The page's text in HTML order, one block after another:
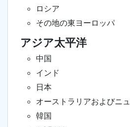
ロシア
その地の東ヨーロッパ
アジア太平洋
中国
インド
日本
オーストラリアおよびニ
韓国